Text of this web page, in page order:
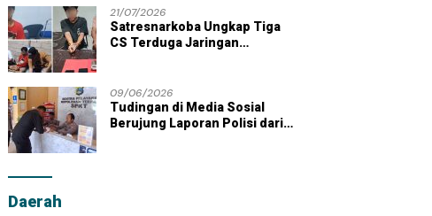
21/07/2026
Satresnarkoba Ungkap Tiga
CS Terduga Jaringan
09/06/2026
Tudingan di Media Sosial
Berujung Laporan Polisi dari
Daerah